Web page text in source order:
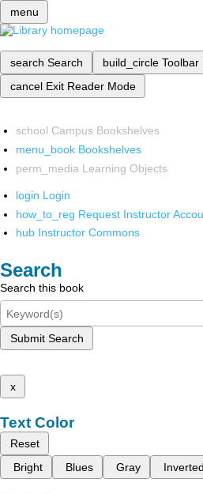
menu
search Search build_circle Toolbar
cancel Exit Reader Mode
school Campus Bookshelves
menu_book Bookshelves
perm_media Learning Objects
login Login
how_to_reg Request Instructor
hub Instructor Commons
Search
Search this book
Submit Search
x
Text Color
Reset
Bright
Blues Gray Inverted